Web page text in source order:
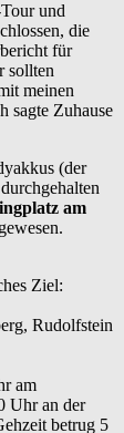
und
die
für
sollten
meinen
sagte Zuhause
(der
am
Ziel:
Rudolfstein
am
Uhr an der
betrug 5